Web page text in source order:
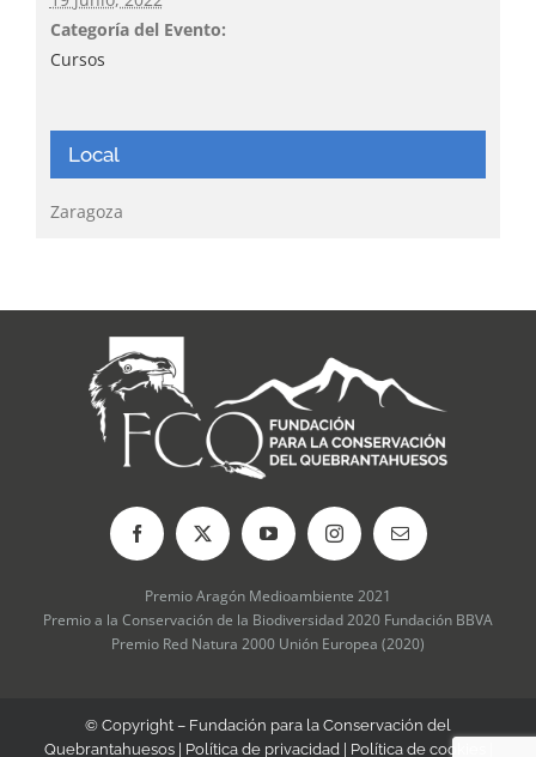
Categoría del Evento:
Cursos
Local
Zaragoza
Premio Aragón Medioambiente 2021
Premio a la Conservación de la Biodiversidad 2020 Fundación BBVA
Premio Red Natura 2000 Unión Europea (2020)
© Copyright – Fundación para la Conservación del
Quebrantahuesos | Política de privacidad Política de cookies